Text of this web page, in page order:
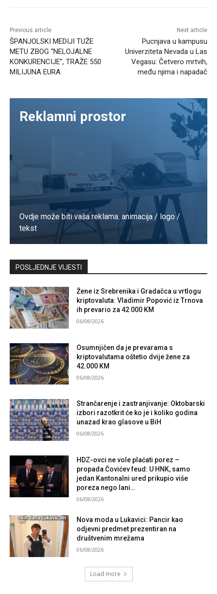
Previous article
ŠPANJOLSKI MEDIJI TUŽE
METU ZBOG “NELOJALNE
KONKURENCIJE”, TRAŽE 550
MILIJUNA EURA
Next article
Pucnjava u kampusu
Univerziteta Nevada u Las
Vegasu: Četvero mrtvih,
među njima i napadač
Reklamni prostor
Ovdje može biti vaša reklama. animacija / logo /
tekst
Kontaktirajte nas
POSLJEDNJE VIJESTI
Žene iz Srebrenika i Gradačca u vrtlogu
kriptovaluta: Vladimir Popović iz Trnova
ih prevario za 42 000 KM
06/08/2026
Osumnjičen da je prevarama s
kriptovalutama oštetio dvije žene za
42.000 KM
06/08/2026
Strančarenje i zastranjivanje: Oktobarski
izbori razotkrit će ko je i koliko godina
unazad krao glasove u BiH
06/08/2026
HDZ-ovci ne vole plaćati porez –
propada Čovićev feud: U HNK, samo
jedan Kantonalni ured prikupio više
poreza nego lani…
06/08/2026
Nova moda u Lukavici: Pancir kao
odjevni predmet prezentiran na
društvenim mrežama
06/08/2026
Load more